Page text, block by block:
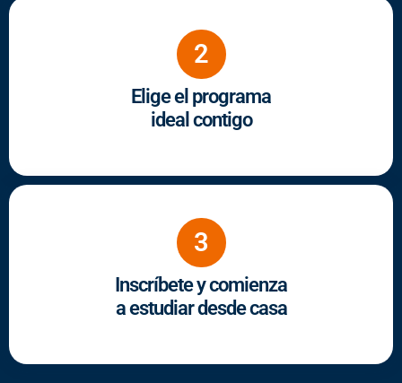
2
Elige el programa
ideal contigo
3
Inscríbete y comienza
a estudiar desde casa